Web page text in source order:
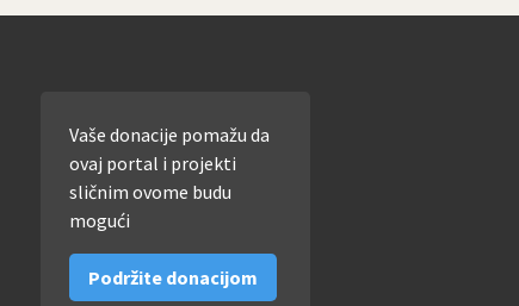
Vaše donacije pomažu da
ovaj portal i projekti
sličnim ovome budu
mogući
Podržite donacijom